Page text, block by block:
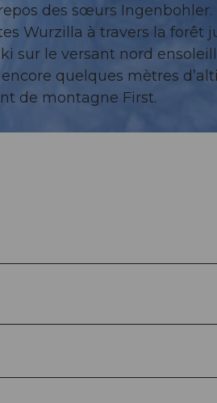
des sœurs Ingenbohler.
Wurzilla à travers la forêt
sur le versant nord
quelques mètres
de montagne First.